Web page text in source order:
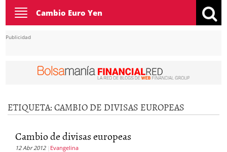
Toggle
navigation
Cambio Euro Yen
Publicidad
ETIQUETA:CAMBIO DE DIVISAS EUROPEAS
Cambio de divisas europeas
12 Abr 2012 Evangelina